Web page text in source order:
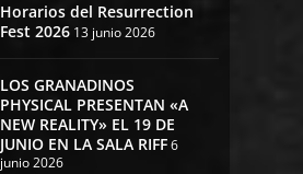
Horarios del Resurrection
Fest 2026 13 junio 2026
LOS GRANADINOS
PHYSICAL PRESENTAN «A
NEW REALITY» EL 19 DE
JUNIO EN LA SALA RIFF6
junio 2026